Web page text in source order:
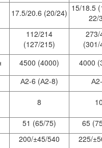
17.5/20.6 (20/24) 15/18.5
22/
112/214
(127/215)
273/
4500 (4000) 4000
А2-6 (А2-8)
8
51 (65/75)
65
200/±45/540
225/